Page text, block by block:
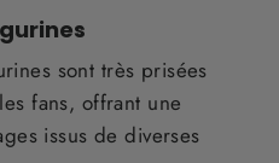
sont très prisées
fans, offrant une
issus de diverses